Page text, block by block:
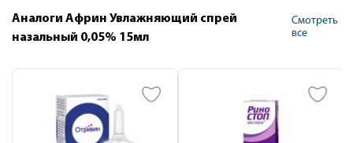
Аналоги Африн Увлажняющий спрей
назальный 0,05% 15мл
Смотреть
все